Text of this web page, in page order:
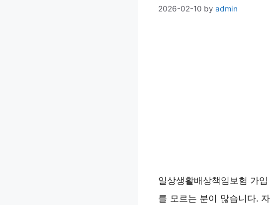
2026-02-10 by admin
일상생활배상책임보험 가
를 모르는 분이 많습니다.